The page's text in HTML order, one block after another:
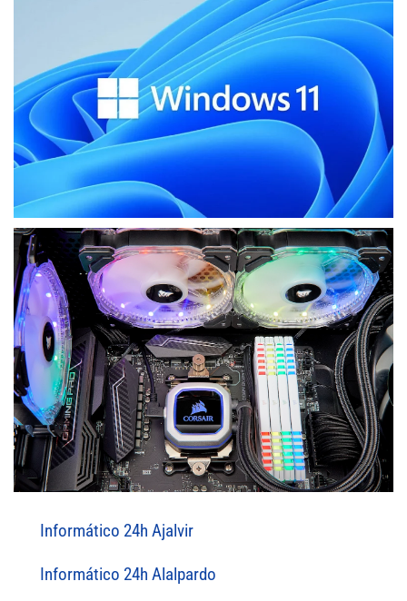
Informático 24h Ajalvir
Informático 24h Alalpardo